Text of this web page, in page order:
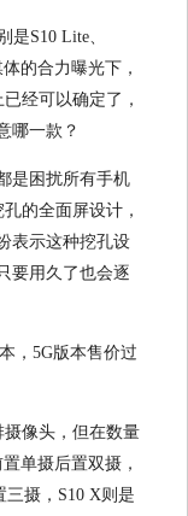
是S10 Lite、
的合力曝光下，
经可以确定了，
哪一款？
是困扰所有手机
的全面屏设计，
表示这种挖孔设
要用久了也会逐
摄像头，但在数量
单摄后置双摄，
三摄，S10 X则是